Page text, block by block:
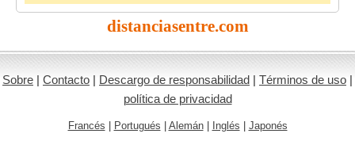
distanciasentre.com
Sobre | Contacto | Descargo de responsabilidad | Términos de uso |
política de privacidad
Francés Portugués Alemán| Inglés Japonés